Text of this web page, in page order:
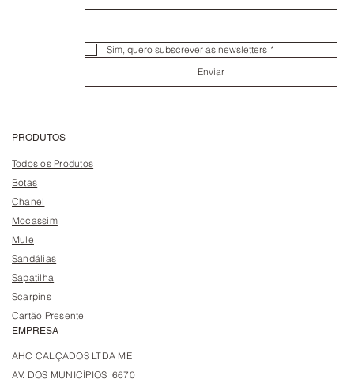
Sim, quero subscrever as newsletters *
Enviar
PRODUTOS
Todos os Produtos
Botas
Chanel
Mocassim
Mule
Sandálias
Sapatilha
Scarpins
Cartão Presente
EMPRESA
AHC CALÇADOS LTDA ME
AV. DOS MUNICÍPIOS 6670